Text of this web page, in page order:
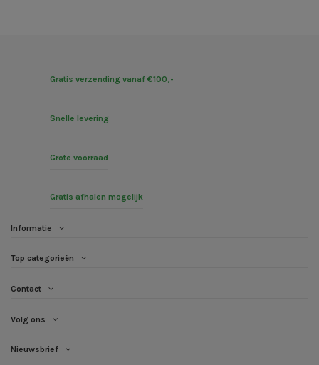
Gratis verzending vanaf €100,-
Snelle levering
Grote voorraad
Gratis afhalen mogelijk
Informatie
Top categorieën
Contact
Volg ons
Nieuwsbrief